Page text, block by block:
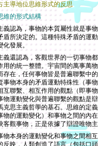
主導地位思維形式的反思
維的形式結構
義認為，事物的本質屬性就是事
盾所決定的。這種特殊矛盾的運
化發展。
義還認為，客觀世界的一切事物
用的統一整體。宇宙間的萬事萬
存在，任何事物皆是普遍聯繫中
事物本身的矛盾運動特殊性（事
互聯繫、相互作用的觀點（即事
物運動變化與普遍聯繫的觀點是
克思主義哲學的基石。思維的定
物的運動變化）和事物之間的內
客觀事物，正是依據了辯證唯物
物本身的運動變化和事物之間相
反映，人類創造了語言（包括口